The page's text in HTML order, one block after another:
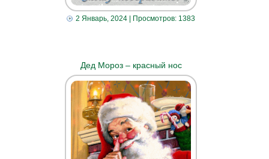
2 Январь, 2024 | Просмотров: 1383
Дед Мороз – красный нос